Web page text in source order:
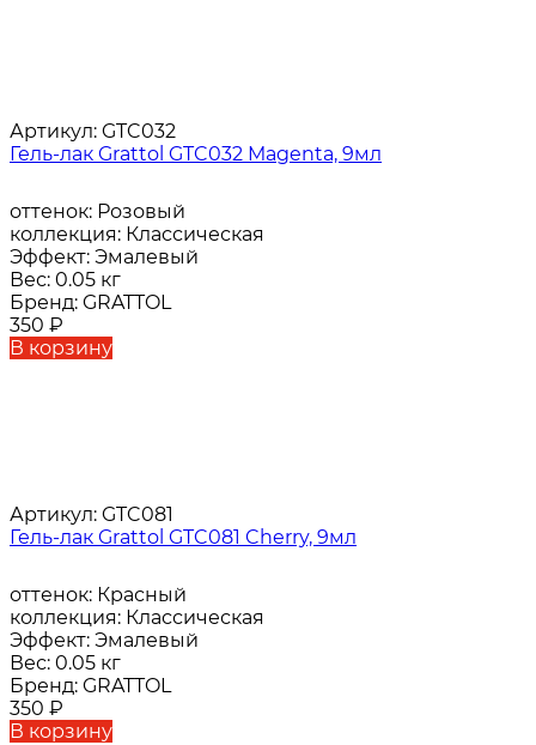
Артикул: GTC032
Гель-лак Grattol GTC032 Magenta, 9мл
оттенок: Розовый
коллекция: Классическая
Эффект: Эмалевый
Вес: 0.05 кг
Бренд: GRATTOL
350 ₽
В корзину
Артикул: GTC081
Гель-лак Grattol GTC081 Cherry, 9мл
оттенок: Красный
коллекция: Классическая
Эффект: Эмалевый
Вес: 0.05 кг
Бренд: GRATTOL
350 ₽
В корзину